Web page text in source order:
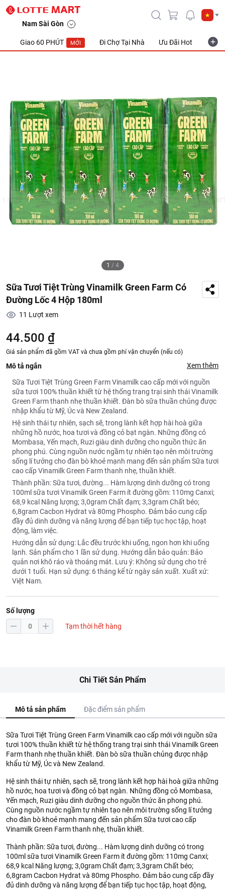
Nam Sài Gòn
Giao 60 PHÚT MỚI Đi Chợ Tại Nhà Ưu Đãi Hot
1 / 4
Sữa Tươi Tiệt Trùng Vinamilk Green Farm Có
Đường Lốc 4 Hộp 180ml
11 Lượt xem
44.500 ₫
Giá sản phẩm đã gồm VAT và chưa gồm phí vận chuyển (nếu có)
Mô tả ngắn Xem thêm
Sữa Tươi Tiệt Trùng Green Farm Vinamilk cao cấp mới với nguồn
sữa tươi 100% thuần khiết từ hệ thống trang trại sinh thái Vinamilk
Green Farm thanh nhẹ thuần khiết. Đàn bò sữa thuần chủng được
nhập khẩu từ Mỹ, Úc và New Zealand.
Hệ sinh thái tự nhiên, sạch sẽ, trong lành kết hợp hài hoà giữa
những hồ nước, hoa tươi và đồng cỏ bạt ngàn. Những đồng cỏ
Mombasa, Yến mạch, Ruzi giàu dinh dưỡng cho nguồn thức ăn
phong phú. Cùng nguồn nước ngầm tự nhiên tạo nên môi trường
sống lí tưởng cho đàn bò khoẻ mạnh mang đến sản phẩm Sữa tươi
cao cấp Vinamilk Green Farm thanh nhẹ, thuần khiết.
Thành phần: Sữa tươi, đường... Hàm lượng dinh dưỡng có trong
100ml sữa tươi Vinamilk Green Farm ít đường gồm: 110mg Canxi;
68,9 kcal Năng lượng; 3,0gram Chất đạm; 3,3gram Chất béo;
6,8gram Cacbon Hydrat và 80mg Phospho. Đảm bảo cung cấp
đầy đủ dinh dưỡng và năng lượng để bạn tiếp tục học tập, hoạt
động, làm việc.
Hướng dẫn sử dụng: Lắc đều trước khi uống, ngon hơn khi uống
lạnh. Sản phẩm cho 1 lần sử dụng. Hướng dẫn bảo quản: Bảo
quản nơi khô ráo và thoáng mát. Lưu ý: Không sử dụng cho trẻ
dưới 1 tuổi. Hạn sử dụng: 6 tháng kể từ ngày sản xuất. Xuất xứ:
Việt Nam.
Số lượng
Tạm thời hết hàng
Chi Tiết Sản Phẩm
Mô tả sản phẩm Đặc điểm sản phẩm
Sữa Tươi Tiệt Trùng Green Farm Vinamilk cao cấp mới với nguồn sữa
tươi 100% thuần khiết từ hệ thống trang trại sinh thái Vinamilk Green
Farm thanh nhẹ thuần khiết. Đàn bò sữa thuần chủng được nhập
khẩu từ Mỹ, Úc và New Zealand.
Hệ sinh thái tự nhiên, sạch sẽ, trong lành kết hợp hài hoà giữa những
hồ nước, hoa tươi và đồng cỏ bạt ngàn. Những đồng cỏ Mombasa,
Yến mạch, Ruzi giàu dinh dưỡng cho nguồn thức ăn phong phú.
Cùng nguồn nước ngầm tự nhiên tạo nên môi trường sống lí tưởng
cho đàn bò khoẻ mạnh mang đến sản phẩm Sữa tươi cao cấp
Vinamilk Green Farm thanh nhẹ, thuần khiết.
Thành phần: Sữa tươi, đường... Hàm lượng dinh dưỡng có trong
100ml sữa tươi Vinamilk Green Farm ít đường gồm: 110mg Canxi;
68,9 kcal Năng lượng; 3,0gram Chất đạm; 3,3gram Chất béo;
6,8gram Cacbon Hydrat và 80mg Phospho. Đảm bảo cung cấp đầy
đủ dinh dưỡng và năng lượng để bạn tiếp tục học tập, hoạt động,